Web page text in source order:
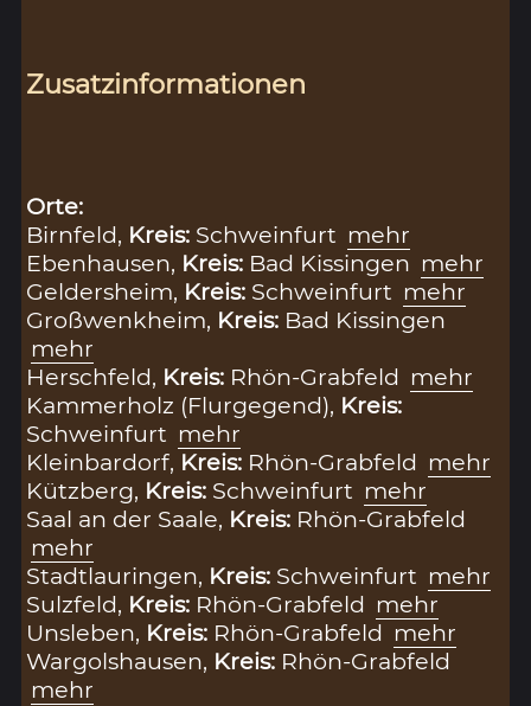
Zusatzinformationen
Orte:
Birnfeld, Kreis: Schweinfurt mehr
Ebenhausen, Kreis: Bad Kissingen mehr
Geldersheim, Kreis: Schweinfurt mehr
Großwenkheim, Kreis: Bad Kissingen
mehr
Herschfeld, Kreis: Rhön-Grabfeld mehr
Kammerholz (Flurgegend), Kreis:
Schweinfurt mehr
Kleinbardorf, Kreis: Rhön-Grabfeld mehr
Kützberg, Kreis: Schweinfurt mehr
Saal an der Saale, Kreis: Rhön-Grabfeld
mehr
Stadtlauringen, Kreis: Schweinfurt mehr
Sulzfeld, Kreis: Rhön-Grabfeld mehr
Unsleben, Kreis: Rhön-Grabfeld mehr
Wargolshausen, Kreis: Rhön-Grabfeld
mehr